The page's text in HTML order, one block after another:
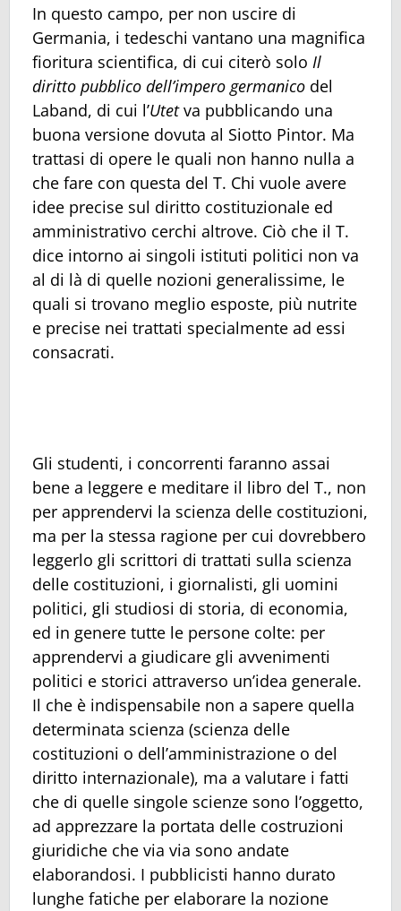
In questo campo, per non uscire di
Germania, i tedeschi vantano una magnifica
fioritura scientifica, di cui citerò solo Il
diritto pubblico dell’impero germanico del
Laband, di cui l’Utetva pubblicando una
buona versione dovuta al Siotto Pintor. Ma
trattasi di opere le quali non hanno nulla a
che fare con questa del T. Chi vuole avere
idee precise sul diritto costituzionale ed
amministrativo cerchi altrove. Ciò che il T.
dice intorno ai singoli istituti politici non va
al di là di quelle nozioni generalissime, le
quali si trovano meglio esposte, più nutrite
e precise nei trattati specialmente ad essi
consacrati.
Gli studenti, i concorrenti faranno assai
bene a leggere e meditare il libro del T., non
per apprendervi la scienza delle costituzioni,
ma per la stessa ragione per cui dovrebbero
leggerlo gli scrittori di trattati sulla scienza
delle costituzioni, i giornalisti, gli uomini
politici, gli studiosi di storia, di economia,
ed in genere tutte le persone colte: per
apprendervi a giudicare gli avvenimenti
politici e storici attraverso un’idea generale.
Il che è indispensabile non a sapere quella
determinata scienza (scienza delle
costituzioni o dell’amministrazione o del
diritto internazionale), ma a valutare i fatti
che di quelle singole scienze sono l’oggetto,
ad apprezzare la portata delle costruzioni
giuridiche che via via sono andate
elaborandosi. I pubblicisti hanno durato
lunghe fatiche per elaborare la nozione